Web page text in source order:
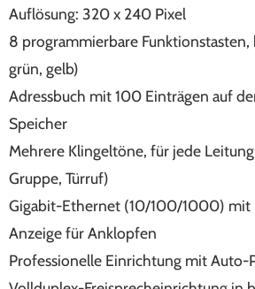
Auflösung: 320 x 240 Pixel
8 programmierbare
grün, gelb)
Adressbuch mit 100 Einträgen auf
Speicher
Mehrere Klingeltöne, für jede
Gruppe, Türruf)
Gigabit-Ethernet (10/100/1000) mit
Anzeige für Anklopfen
Professionelle Einrichtung mit Auto-